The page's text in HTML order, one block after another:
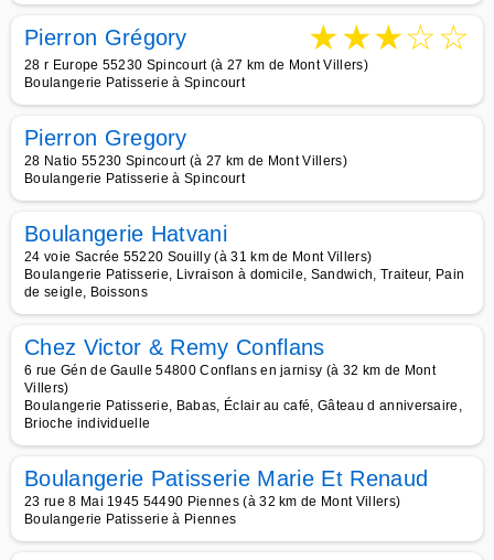
Pierron Grégory ★★★☆☆
28 r Europe 55230 Spincourt (à 27 km de Mont Villers)
Boulangerie Patisserie à Spincourt
Pierron Gregory
28 Natio 55230 Spincourt (à 27 km de Mont Villers)
Boulangerie Patisserie à Spincourt
Boulangerie Hatvani
24 voie Sacrée 55220 Souilly (à 31 km de Mont Villers)
Boulangerie Patisserie, Livraison à domicile, Sandwich, Traiteur, Pain
de seigle, Boissons
Chez Victor & Remy Conflans
6 rue Gén de Gaulle 54800 Conflans en jarnisy (à 32 km de Mont
Villers)
Boulangerie Patisserie, Babas, Éclair au café, Gâteau d anniversaire,
Brioche individuelle
Boulangerie Patisserie Marie Et Renaud
23 rue 8 Mai 1945 54490 Piennes (à 32 km de Mont Villers)
Boulangerie Patisserie à Piennes